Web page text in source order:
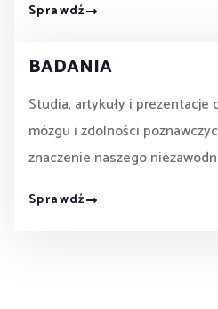
Sprawdź
BADANIA
Studia, artykuły i
mózgu i zdolności
znaczenie naszego
Sprawdź